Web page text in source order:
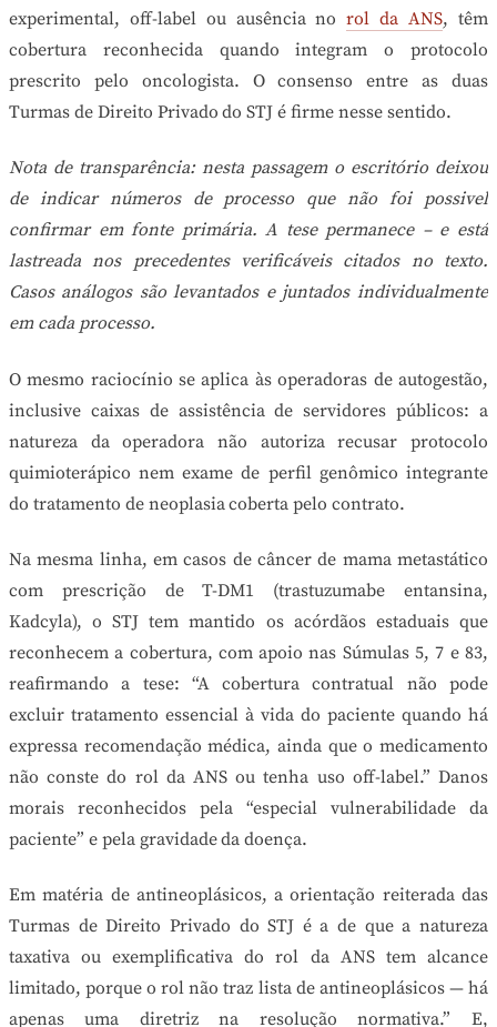
experimental, off-label ou ausência norol da ANS, têm
cobertura reconhecida quando integram o protocolo
prescrito pelo oncologista. O consenso entre as duas
Turmas de Direito Privado do STJ é firme nesse sentido.
Nota de transparência: nesta passagem o escritório deixou
de indicar números de processo que não foi possivel
confirmar em fonte primária. A tese permanece – e está
lastreada nos precedentes verificáveis citados no texto.
Casos análogos são levantados e juntados individualmente
em cada processo.
O mesmo raciocínio se aplica às operadoras de autogestão,
inclusive caixas de assistência de servidores públicos: a
natureza da operadora não autoriza recusar protocolo
quimioterápico nem exame de perfil genômico integrante
do tratamento de neoplasia coberta pelo contrato.
Na mesma linha, em casos de câncer de mama metastático
com prescrição de T-DM1 (trastuzumabe entansina,
Kadcyla), o STJ tem mantido os acórdãos estaduais que
reconhecem a cobertura, com apoio nas Súmulas 5, 7 e 83,
reafirmando a tese: “A cobertura contratual não pode
excluir tratamento essencial à vida do paciente quando há
expressa recomendação médica, ainda que o medicamento
não conste do rol da ANS ou tenha uso off-label.” Danos
morais reconhecidos pela “especial vulnerabilidade da
paciente” e pela gravidade da doença.
Em matéria de antineoplásicos, a orientação reiterada das
Turmas de Direito Privado do STJ é a de que a natureza
taxativa ou exemplificativa do rol da ANS tem alcance
limitado, porque o rol não traz lista de antineoplásicos — há
apenas uma diretriz na resolução normativa.” E,